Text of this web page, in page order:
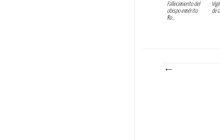
Fallecimiento del
obispo emérito
Ro...
de